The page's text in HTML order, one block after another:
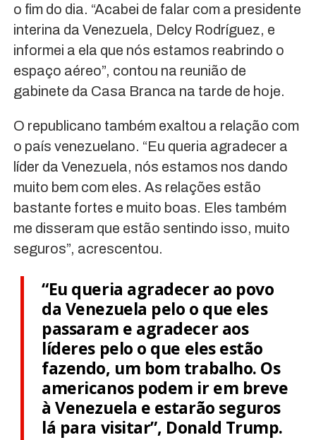
o fim do dia. “Acabei de falar com a presidente
interina da Venezuela, Delcy Rodríguez, e
informei a ela que nós estamos reabrindo o
espaço aéreo”, contou na reunião de
gabinete da Casa Branca na tarde de hoje.
O republicano também exaltou a relação com
o país venezuelano. “Eu queria agradecer a
líder da Venezuela, nós estamos nos dando
muito bem com eles. As relações estão
bastante fortes e muito boas. Eles também
me disseram que estão sentindo isso, muito
seguros”, acrescentou.
“Eu queria agradecer ao povo
da Venezuela pelo o que eles
passaram e agradecer aos
líderes pelo o que eles estão
fazendo, um bom trabalho. Os
americanos podem ir em breve
à Venezuela e estarão seguros
lá para visitar”, Donald Trump.